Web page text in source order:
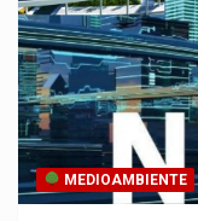
MEDIOAMBIENTE